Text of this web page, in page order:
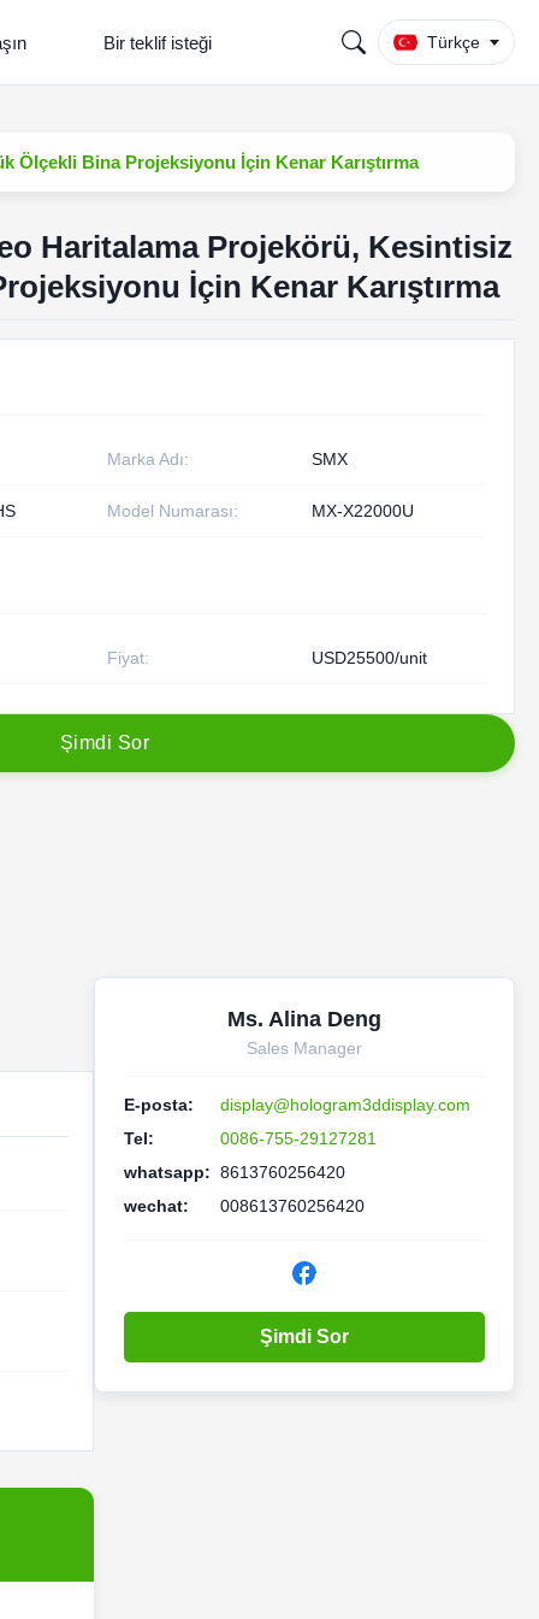
Bir teklif isteği Türkçe
Ölçekli Bina Projeksiyonu İçin Kenar Karıştırma
Haritalama Projekörü, Kesintisiz
İçin Kenar Karıştırma
Marka Adı: SMX
Model Numarası: MX-X22000U
Fiyat: USD25500/unit
Şimd i Sor
Ms. Alina Deng
Sales Manager
E-posta:
display@hologram3ddisplay.com
Tel:
0086-755-29127281
whatsapp: 8613760256420
wechat:
008613760256420
Şimdi Sor